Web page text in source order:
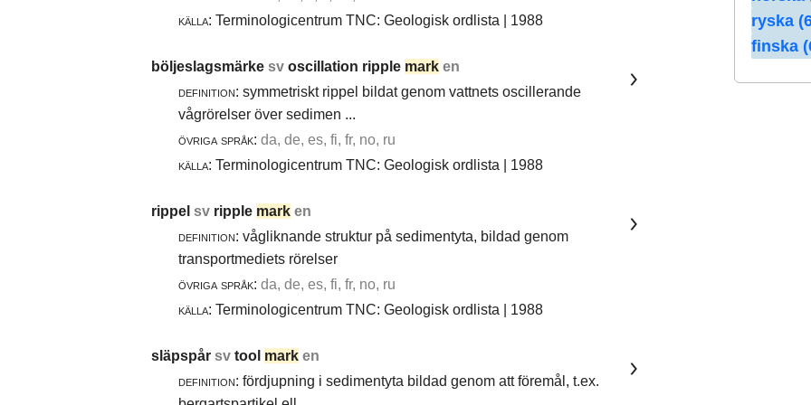
ryska
finska
källa: Terminologicentrum TNC: Geologisk ordlista | 1988
böljeslagsmärke sv oscillation ripple mark en
definition: symmetriskt rippel bildat genom vattnets oscillerande
vågrörelser över sedimen ...
övriga språk: da, de, es, fi, fr, no, ru
källa: Terminologicentrum TNC: Geologisk ordlista | 1988
rippel sv ripple mark en
definition: vågliknande struktur på sedimentyta, bildad genom
transportmediets rörelser
övriga språk: da, de, es, fi, fr, no, ru
källa: Terminologicentrum TNC: Geologisk ordlista | 1988
släpspår sv tool mark en
definition: fördjupning i sedimentyta bildad genom att föremål, t.ex.